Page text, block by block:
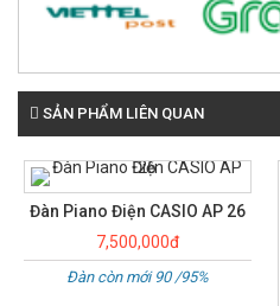
SẢN PHẨM LIÊN QUAN